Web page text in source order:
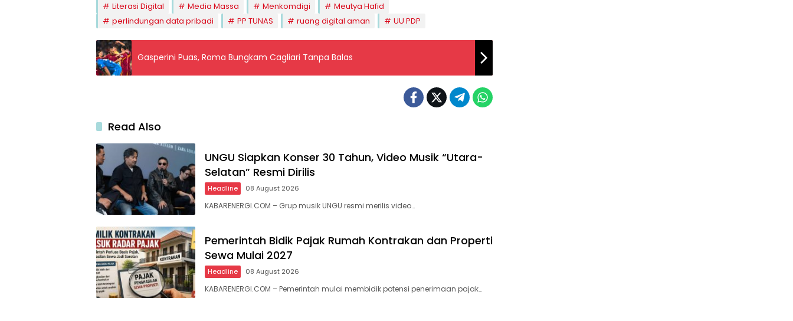
Literasi Digital
Media Massa Menkomdigi
Meutya Hafid
perlindungan data pribadi
PP TUNAS ruang digital aman UU PDP
Gasperini Puas, Roma Bungkam Cagliari Tanpa Balas
Read Also
UNGU Siapkan Konser 30 Tahun, Video Musik “Utara-
Selatan” Resmi Dirilis
Headline 08 August 2026
KABARENERGI.COM – Grup musik UNGU resmi merilis video…
Pemerintah Bidik Pajak Rumah Kontrakan dan Properti
Sewa Mulai 2027
Headline 08 August 2026
KABARENERGI.COM – Pemerintah mulai membidik potensi penerimaan pajak…